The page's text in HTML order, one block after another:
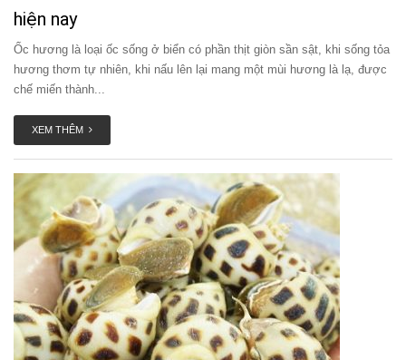
hiện nay
Ốc hương là loại ốc sống ở biển có phần thịt giòn sần sật, khi sống tỏa
hương thơm tự nhiên, khi nấu lên lại mang một mùi hương là lạ, được
chế miến thành...
XEM THÊM